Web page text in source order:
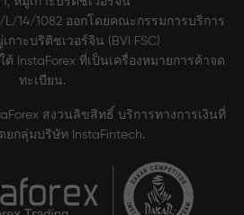
14/1082 ออกโดยคณะกรรมการบริการ
กาะบริติชเวอร์จิน (BVI FSC)
InstaForex ที่เป็นเครื่องหมายการค้าจด
ทะเบียน.
สงวนลิขสิทธิ์ บริการทางการเงินที่
ยกลุ่มบริษัท InstaFintech.